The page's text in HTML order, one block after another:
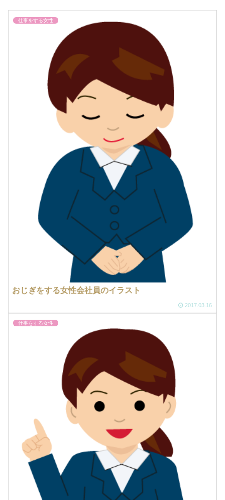
仕事をする女性
おじぎをする女性会社員のイラスト
2017.03.16
仕事をする女性